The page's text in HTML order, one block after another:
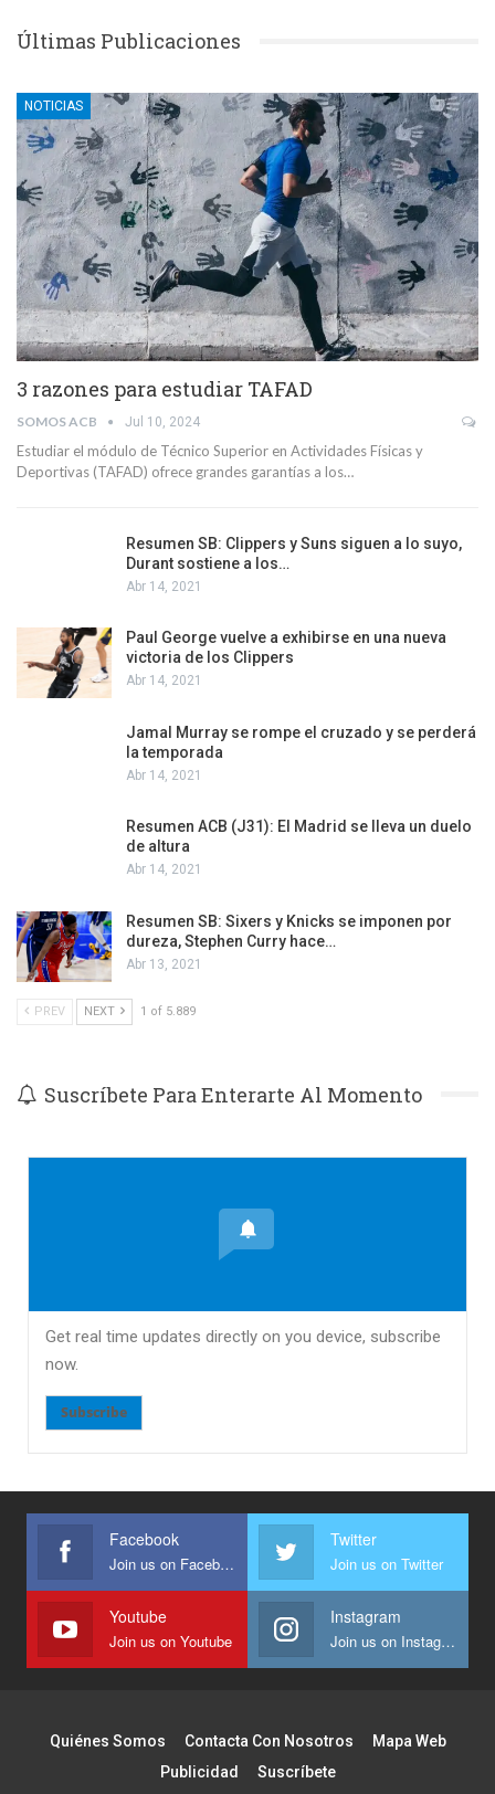
Últimas Publicaciones
NOTICIAS
3 razones para estudiar TAFAD
SOMOS ACB Jul 10, 2024
Estudiar el módulo de Técnico Superior en Actividades Físicas y
Deportivas (TAFAD) ofrece grandes garantías a los…
Resumen SB: Clippers y Suns siguen a lo suyo,
Durant sostiene a los…
Abr 14, 2021
Paul George vuelve a exhibirse en una nueva
victoria de los Clippers
Abr 14, 2021
Jamal Murray se rompe el cruzado y se perderá
la temporada
Abr 14, 2021
Resumen ACB (J31): El Madrid se lleva un duelo
de altura
Abr 14, 2021
Resumen SB: Sixers y Knicks se imponen por
dureza, Stephen Curry hace…
Abr 13, 2021
PREV NEXT 1 of 5.889
Suscríbete Para Enterarte Al Momento
Get real time updates directly on you device, subscribe
now.
Subscribe
Facebook
Join us on Facebook
Twitter
Join us on Twitter
Youtube
Join us on Youtube
Instagram
Join us on Instagram
Quiénes Somos Contacta Con Nosotros
Mapa Web
Publicidad
Suscríbete